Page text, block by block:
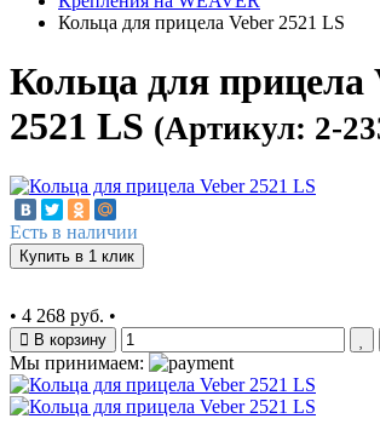
Кольца для прицела Veber 2521 LS
Кольца для прицела
2521 LS (Артикул: 2-
Есть в наличии
Купить в 1 клик
• 4 268 руб. •
В корзину
Мы принимаем: